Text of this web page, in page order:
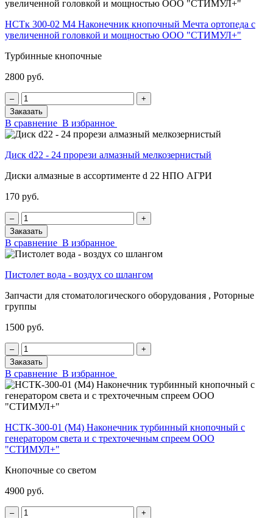
НСТк 300-02 М4 Наконечник кнопочный Мечта ортопеда с
увеличенной головкой и мощностью ООО "СТИМУЛ+"
Турбинные кнопочные
2800 руб.
‒
+
Заказать
В сравнение В избранное
Диск d22 - 24 прорези алмазный мелкозернистый
Диски алмазные в ассортименте d 22 НПО АГРИ
170 руб.
‒
+
Заказать
В сравнение В избранное
Пистолет вода - воздух со шлангом
Запчасти для стоматологического оборудования , Роторные
группы
1500 руб.
‒
+
Заказать
В сравнение В избранное
НСТК-300-01 (М4) Наконечник турбинный кнопочный с
генератором света и с трехточечным спреем ООО
"СТИМУЛ+"
Кнопочные со светом
4900 руб.
‒
+